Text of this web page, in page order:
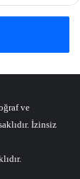
ve
İzinsiz